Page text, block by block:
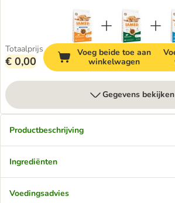
Totaalprijs
€ 0,00
Voeg beide toe aan
winkelwagen
Gegevens bekijken
Productbeschrijving
Ingrediënten
Voedingsadvies